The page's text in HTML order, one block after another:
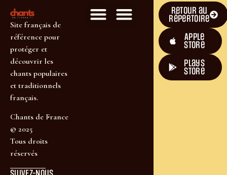
Site français de
référence pour
protéger et
découvrir les
chants populaires
et traditionnels
français.
Chants de France
© 2025
Tous droits
réservés
Retour au
répertoire
Apple
Store
plays
store